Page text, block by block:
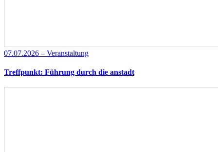
07.07.2026 – Veranstaltung
Treffpunkt: Führung durch die anstadt